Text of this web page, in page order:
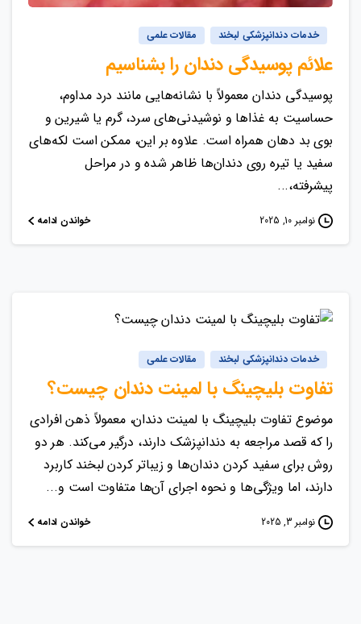
خدمات دندانپزشکی لبخند مقالات علمی
علائم پوسیدگی دندان را بشناسیم
پوسیدگی دندان معمولاً با نشانه‌هایی مانند درد مداوم،
حساسیت به غذاها و نوشیدنی‌های سرد، گرم یا شیرین و
بوی بد دهان همراه است. علاوه بر این، ممکن است لکه‌های
سفید یا تیره روی دندان‌ها ظاهر شده و در مراحل
پیشرفته،...
نوامبر 10, 2025 خواندن ادامه
خدمات دندانپزشکی لبخند مقالات علمی
تفاوت بلیچینگ با لمینت دندان چیست؟
موضوع تفاوت بلیچینگ با لمینت دندان، معمولاً ذهن افرادی
را که قصد مراجعه به دندانپزشک دارند، درگیر می‌کند. هر دو
روش برای سفید کردن دندان‌ها و زیباتر کردن لبخند کاربرد
دارند، اما ویژگی‌ها و نحوه اجرای آن‌ها متفاوت است و...
نوامبر 3, 2025 خواندن ادامه